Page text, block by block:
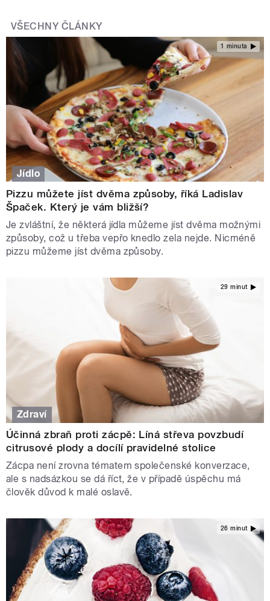
VŠECHNY ČLÁNKY
1 minuta
Jídlo
Pizzu můžete jíst dvěma způsoby, říká Ladislav
Špaček. Který je vám bližší?
Je zvláštní, že některá jídla můžeme jíst dvěma možnými
způsoby, což u třeba vepřo knedlo zela nejde. Nicméně
pizzu můžeme jíst dvěma způsoby.
29 minut
Zdraví
Účinná zbraň proti zácpě: Líná střeva povzbudí
citrusové plody a docílí pravidelné stolice
Zácpa není zrovna tématem společenské konverzace,
ale s nadsázkou se dá říct, že v případě úspěchu má
člověk důvod k malé oslavě.
26 minut